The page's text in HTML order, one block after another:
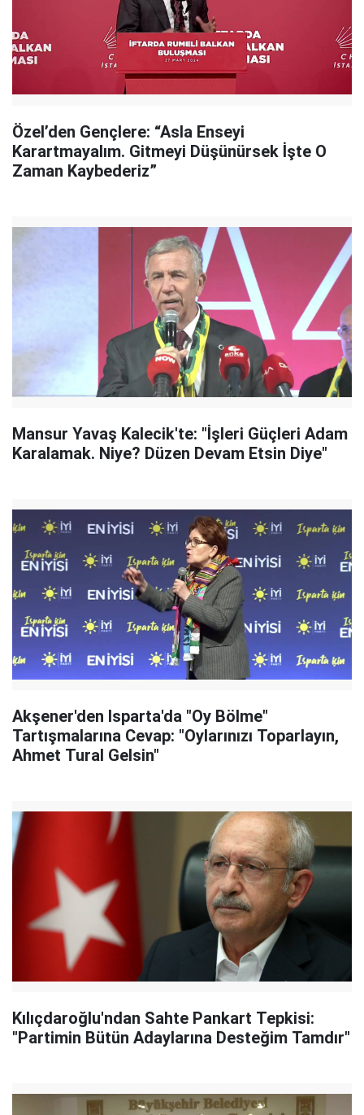
Özel’den Gençlere: “Asla Enseyi
Karartmayalım. Gitmeyi Düşünürsek İşte O
Zaman Kaybederiz”
Mansur Yavaş Kalecik'te: "İşleri Güçleri Adam
Karalamak. Niye? Düzen Devam Etsin Diye"
Akşener'den Isparta'da "Oy Bölme"
Tartışmalarına Cevap: "Oylarınızı Toparlayın,
Ahmet Tural Gelsin"
Kılıçdaroğlu'ndan Sahte Pankart Tepkisi:
"Partimin Bütün Adaylarına Desteğim Tamdır"